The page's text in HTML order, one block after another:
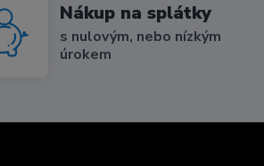
Nákup na splátky
s nulovým, nebo nízkým
úrokem